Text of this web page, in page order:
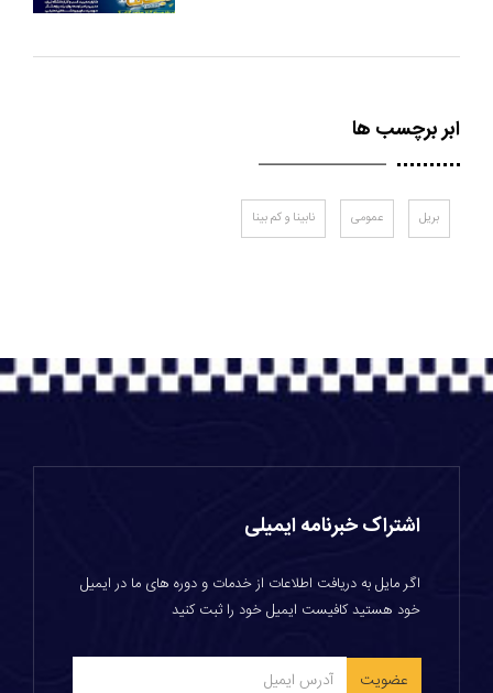
ابر برچسب ها
بریل عمومی نابینا و کم بینا
اشتراک خبرنامه ایمیلی
اگر مایل به دریافت اطلاعات از خدمات و دوره های ما در ایمیل
خود هستید کافیست ایمیل خود را ثبت کنید